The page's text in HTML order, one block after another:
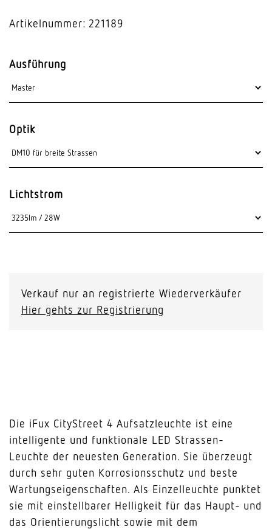
Artikelnummer: 221189
Ausführung
Optik
Lichtstrom
Verkauf nur an registrierte Wiederverkäufer
Hier gehts zur Registrierung
Die iFux CityStreet 4 Aufsatzleuchte ist eine
intelligente und funktionale LED Strassen-
Leuchte der neuesten Generation. Sie überzeugt
durch sehr guten Korrosionsschutz und beste
Wartungseigenschaften. Als Einzelleuchte punktet
sie mit einstellbarer Helligkeit für das Haupt- und
das Orientierungslicht sowie mit dem